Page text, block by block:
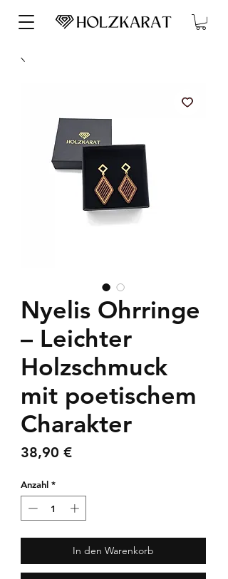
Nyelis Ohrringe
– Leichter
Holzschmuck
mit poetischem
Charakter
38,90 €Preis
Anzahl *
In den Warenkorb